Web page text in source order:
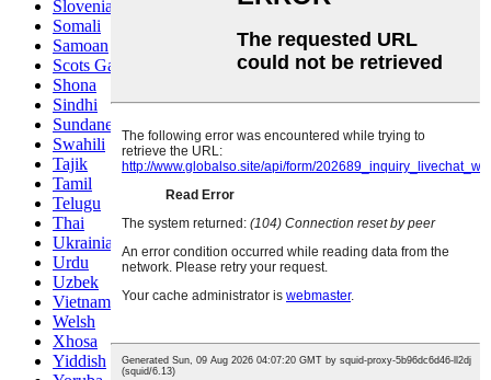
Slovenian
Somali
Samoan
Scots Gaelic
Shona
Sindhi
Sundanese
Swahili
Tajik
Tamil
Telugu
Thai
Ukrainian
Urdu
Uzbek
Vietnamese
Welsh
Xhosa
Yiddish